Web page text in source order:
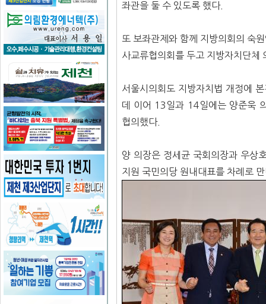
좌관을 둘 수 있도록 했다.
또 보좌관제와 함께 지방의회의 숙
사교류협의회를 두고 지방자치단체
서울시의회도 지방자치법 개정에
데 이어 13일과 14일에는 양준욱
협의했다.
양 의장은 정세균 국회의장과 우상
지원 국민의당 원내대표를 차례로